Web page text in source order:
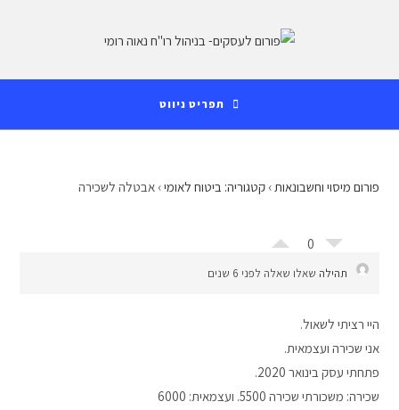
תפריט ניווט
פורום מיסוי וחשבונאות ›קטגוריה: ביטוח לאומי›אבטלה לשכירה
0
תהילה שאלו שאלה לפני 6 שנים
היי רציתי לשאול.
אני שכירה ועצמאית.
פתחתי עסק בינואר 2020.
שכירה: משכורתי שכירה 5500. ועצמאית: 6000